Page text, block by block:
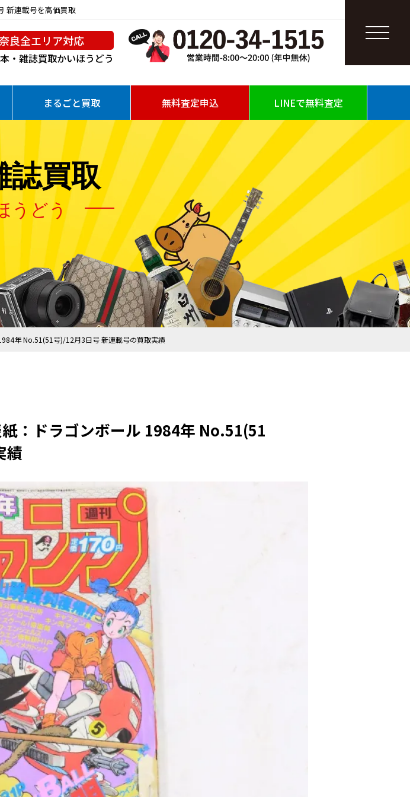
新連載号を高価買取
良全エリア対応
・雑誌買取かいほうどう
まるごと買取 無料査定申込 LINEで無料査定
誌買取
うどう
年 No.51(51号)/12月3日号 新連載号の買取実績
紙：ドラゴンボール 1984年 No.51(51
績